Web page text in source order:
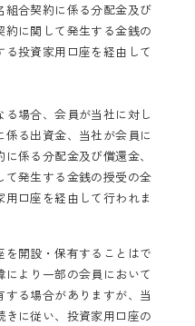
合契約に係る分配金及び
に関して発生する金銭の
投資家用口座を経由して
場合、会員が当社に対し
る出資金、当社が会員に
係る分配金及び償還金、
発生する金銭の授受の全
口座を経由して行われま
開設・保有することはで
より一部の会員において
る場合がありますが、当
に従い、投資家用口座の